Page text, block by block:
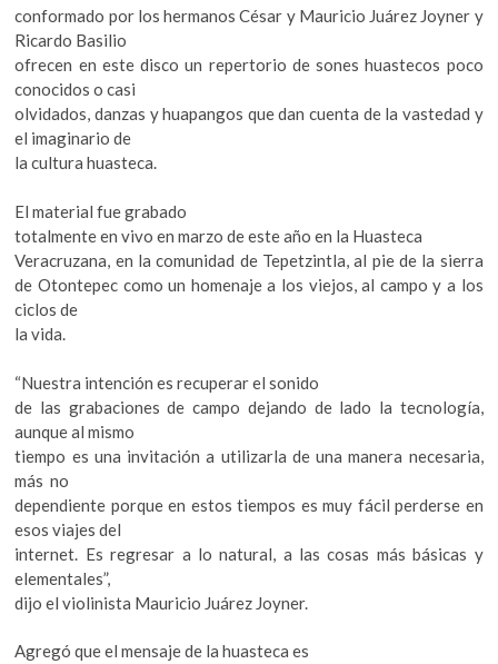
conformado por los hermanos César y Mauricio Juárez Joyner y
Ricardo Basilio
ofrecen en este disco un repertorio de sones huastecos poco
conocidos o casi
olvidados, danzas y huapangos que dan cuenta de la vastedad y
el imaginario de
la cultura huasteca.
El material fue grabado
totalmente en vivo en marzo de este año en la Huasteca
Veracruzana, en la comunidad de Tepetzintla, al pie de la sierra
de Otontepec como un homenaje a los viejos, al campo y a los
ciclos de
la vida.
“Nuestra intención es recuperar el sonido
de las grabaciones de campo dejando de lado la tecnología,
aunque al mismo
tiempo es una invitación a utilizarla de una manera necesaria,
más no
dependiente porque en estos tiempos es muy fácil perderse en
esos viajes del
internet. Es regresar a lo natural, a las cosas más básicas y
elementales”,
dijo el violinista Mauricio Juárez Joyner.
Agregó que el mensaje de la huasteca es